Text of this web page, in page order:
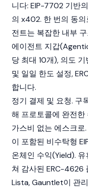
니다: EIP-7702 기반
의 x402. 한 번의 동
전트는 복잡한 내부
에이전트 지갑
당 최대 10개), 의도
및 일일 한도 설정,
합니다.
정기 결제 및 요청. 구
해 프로토콜에 완전한
가스비 없는 에스크로
이 포함된 비수탁형
온체인 수익(Yield).
쳐 감사된 ERC-4626
Lista, Gauntlet이 관